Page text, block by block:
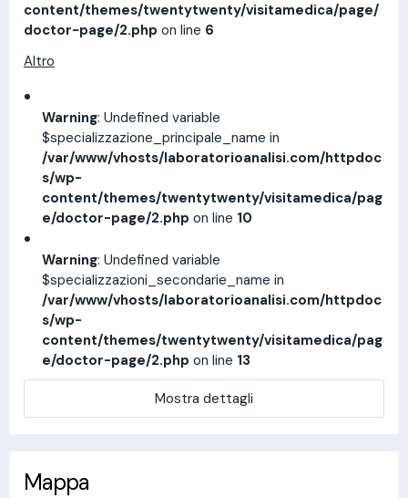
content/themes/twentytwenty/visitamedica/page/
doctor-page/2.php on line 6
Altro
Warning: Undefined variable
$specializzazione_principale_name in
/var/www/vhosts/laboratorioanalisi.com/httpdoc
s/wp-
content/themes/twentytwenty/visitamedica/pag
e/doctor-page/2.php on line 10
Warning: Undefined variable
$specializzazioni_secondarie_name in
/var/www/vhosts/laboratorioanalisi.com/httpdoc
s/wp-
content/themes/twentytwenty/visitamedica/pag
e/doctor-page/2.php on line 13
Mostra dettagli
Mappa